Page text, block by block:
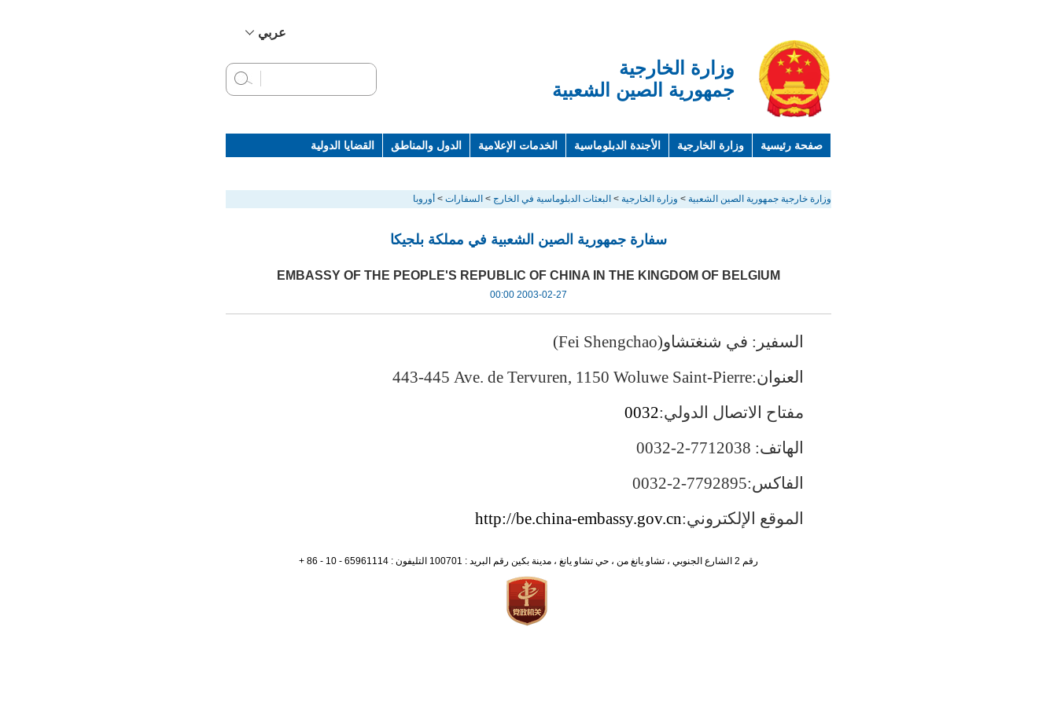
عربي
English
وزارة الخارجية
جمهورية الصين الشعبية
صفحة رئيسية وزارة الخارجية الأجندة الدبلوماسية الخدمات الإعلامية الدول والمناطق
القضايا الدولية
وزارة خارجية جمهورية الصين الشعبية > وزارة الخارجية > البعثات الدبلوماسية في الخارج > السفارات > أوروبا
سفارة جمهورية الصين الشعبية في مملكة بلجيكا
EMBASSY OF THE PEOPLE'S REPUBLIC OF CHINA IN THE KINGDOM OF BELGIUM
2003-02-27 00:00
السفير: في شنغتشاو(Fei Shengchao)
العنوان:443-445 Ave. de Tervuren, 1150 Woluwe Saint-Pierre
مفتاح الاتصال الدولي:0032
الهاتف:
0032-2-7712038
الفاكس:
0032-2-7792895
الموقع الإلكتروني:http://be.china-embassy.gov.cn
رقم 2 الشارع الجنوبي ، تشاو يانغ من ، حي تشاو يانغ ، مدينة بكين رقم البريد : 100701 التليفون : 65961114 - 10 - 86 +